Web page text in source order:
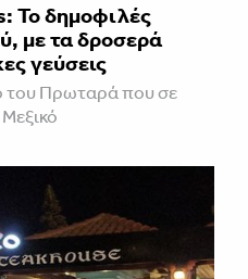
Το δημοφιλές
με τα δροσερά
γεύσεις
του Πρωταρά που σε